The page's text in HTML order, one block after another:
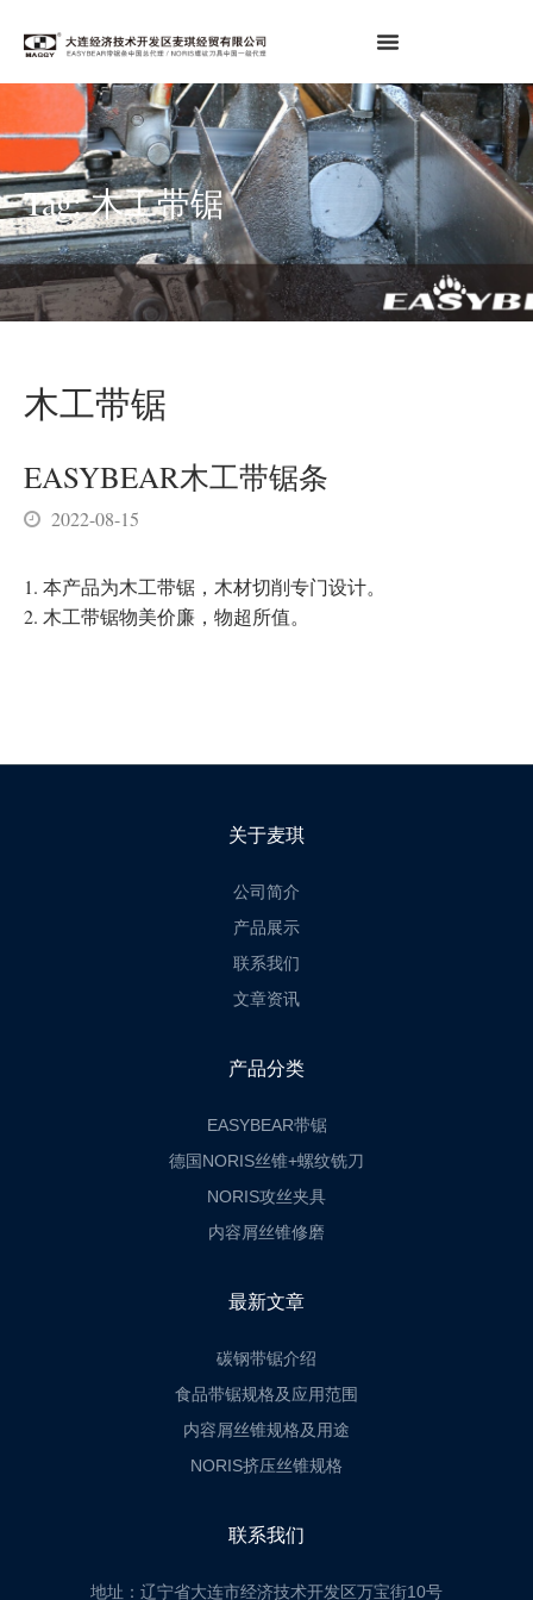
Tag: 木工带锯
木工带锯
EASYBEAR木工带锯条
2022-08-15
1. 本产品为木工带锯，木材切削专门设计。
2. 木工带锯物美价廉，物超所值。
关于麦琪
公司简介
产品展示
联系我们
文章资讯
产品分类
EASYBEAR带锯
德国NORIS丝锥+螺纹铣刀
NORIS攻丝夹具
内容屑丝锥修磨
最新文章
碳钢带锯介绍
食品带锯规格及应用范围
内容屑丝锥规格及用途
NORIS挤压丝锥规格
联系我们
地址：辽宁省大连市经济技术开发区万宝街10号